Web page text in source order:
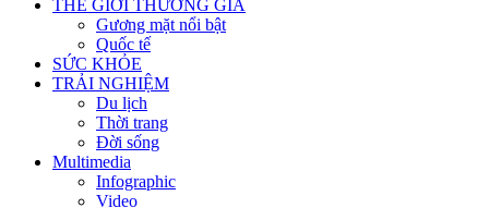
THẾ GIỚI THƯƠNG GIA
Gương mặt nổi bật
Quốc tế
SỨC KHỎE
TRẢI NGHIỆM
Du lịch
Thời trang
Đời sống
Multimedia
Infographic
Video